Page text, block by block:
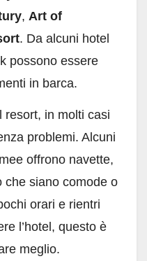
, Art of
. Da alcuni hotel
possono essere
in barca.
resort, in molti casi
problemi. Alcuni
offrono navette,
che siano comode o
orari e rientri
l’hotel, questo è
meglio.